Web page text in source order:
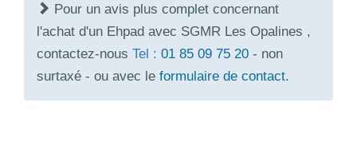
Pour un avis plus complet concernant
l'achat d'un Ehpad avec SGMR Les Opalines ,
contactez-nous Tel : 01 85 09 75 20 - non
surtaxé - ou avec le formulaire de contact.